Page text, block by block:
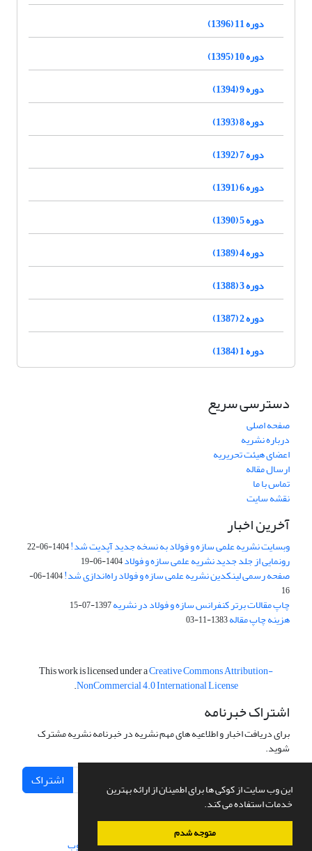
این وب سایت از کوکی ها برای اطمینان از ارائه بهترین
خدمات استفاده می کند.
متوجه شدم
دوره 11 (1396)
دوره 10 (1395)
دوره 9 (1394)
دوره 8 (1393)
دوره 7 (1392)
دوره 6 (1391)
دوره 5 (1390)
دوره 4 (1389)
دوره 3 (1388)
دوره 2 (1387)
دوره 1 (1384)
دسترسی سریع
صفحه اصلی
درباره نشریه
اعضای هیئت تحریریه
ارسال مقاله
تماس با ما
نقشه سایت
آخرین اخبار
وبسایت نشریه علمی سازه و فولاد به نسخه جدید آپدیت شد!1404-06-22
رونمایی از جلد جدید نشریه علمی سازه و فولاد1404-06-19
صفحه رسمی لینکدین نشریه علمی سازه و فولاد راه‌اندازی شد!
1404-06-
16
چاپ مقالات برتر کنفرانس سازه و فولاد در نشریه1397-07-15
هزینه چاپ مقاله1383-11-03
This work is licensed under aCreative Commons Attribution-
NonCommercial 4.0 International License
.
اشتراک خبرنامه
برای دریافت اخبار و اطلاعیه های مهم نشریه در خبرنامه نشریه مشترک
شوید.
اشتراک
سامانه مدیریت نشریات علمی.طراحی و پیاده سازی از سیناوب